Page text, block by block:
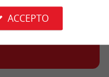
te puedes perder
ACCEPTO